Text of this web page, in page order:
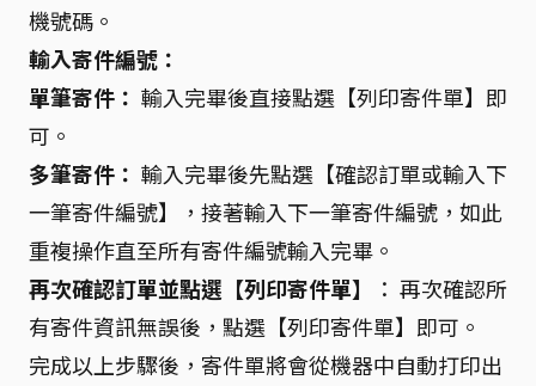
機號碼。
輸入寄件編號：
單筆寄件： 輸入完畢後直接點選【列印寄件單】即
可。
多筆寄件： 輸入完畢後先點選【確認訂單或輸入下
一筆寄件編號】，接著輸入下一筆寄件編號，如此
重複操作直至所有寄件編號輸入完畢。
再次確認訂單並點選【列印寄件單】
： 再次確認所
有寄件資訊無誤後，點選【列印寄件單】即可。
完成以上步驟後，寄件單將會從機器中自動打印出